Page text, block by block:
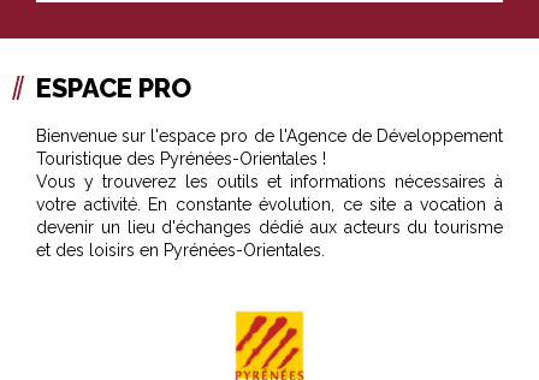
ESPACE PRO
Bienvenue sur l'espace pro de l'Agence de Développement
Touristique des Pyrénées-Orientales !
Vous y trouverez les outils et informations nécessaires à
votre activité. En constante évolution, ce site a vocation à
devenir un lieu d'échanges dédié aux acteurs du tourisme
et des loisirs en Pyrénées-Orientales.